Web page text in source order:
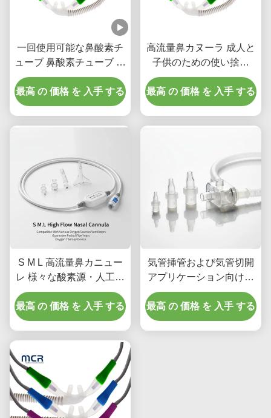
一回使用可能な鼻酸素チ
ューブ 鼻酸素チューブ 高
流量カヌーラ 医療用
最高 の 価格 を 入手 する
高流量鼻カヌーラ 成人と
子供のための使い捨て
HFNC
最高 の 価格 を 入手 する
S M L 高流量鼻カニュー
レ 様々な酸素源・人工呼
吸器に対応 5年保証 酸素
療法デバイス
最高 の 価格 を 入手 する
気管挿管および気管切開
アプリケーション向けに
設計されたSMLハイフロ
ー鼻カニューレデバイ
ス、効果的な治療を提供
最高 の 価格 を 入手 する